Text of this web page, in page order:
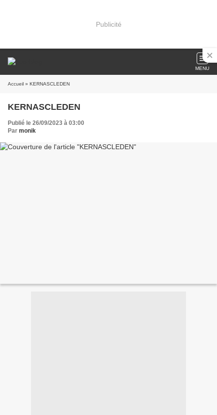
Publicité
MENU
Accueil » KERNASCLEDEN
KERNASCLEDEN
Publié le 26/09/2023 à 03:00
Par monik